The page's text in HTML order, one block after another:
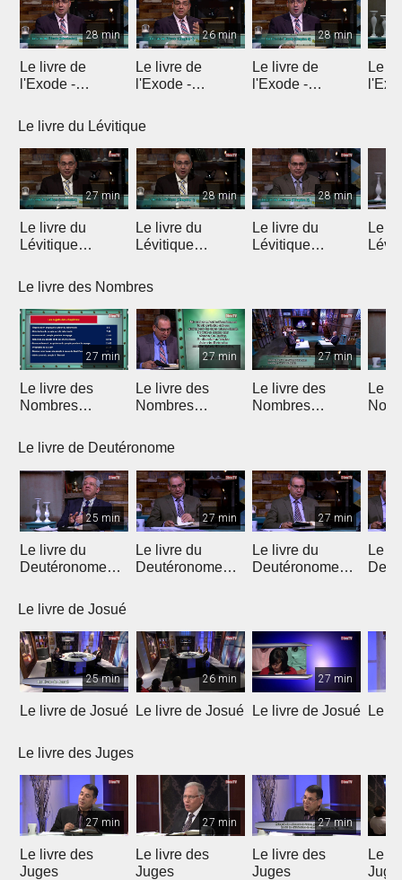
28 min
Le livre de
l'Exode -
26 min
Le livre de
l'Exode -
28 min
Le livre de
l'Exode -
Le
Le livre du Lévitique
27 min
Le livre du
Lévitique
28 min
Le livre du
Lévitique
28 min
Le livre du
Lévitique
Le
Le livre des Nombres
27 min
Le livre des
Nombres
27 min
Le livre des
Nombres
27 min
Le livre des
Nombres
Le
Le livre de Deutéronome
25 min
Le livre du
Deutéronome
27 min
Le livre du
Deutéronome
27 min
Le livre du
Deutéronome
Le
Le livre de Josué
25 min
Le livre de Josué
26 min
Le livre de Josué
27 min
Le livre de Josué Le
Le livre des Juges
27 min
Le livre des
Juges
27 min
Le livre des
Juges
27 min
Le livre des
Juges
Le